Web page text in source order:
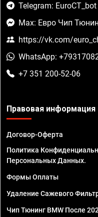
Telegram: EuroCT_bot
Max: Евро Чип
https://vk.com/
WhatsApp:
+7 351 200-52-06
Правовая информация
Договор-Оферта
Политика
Персональных Данных.
Формы Оплаты
Удаление Сажевого
Чип Тюнинг BMW После